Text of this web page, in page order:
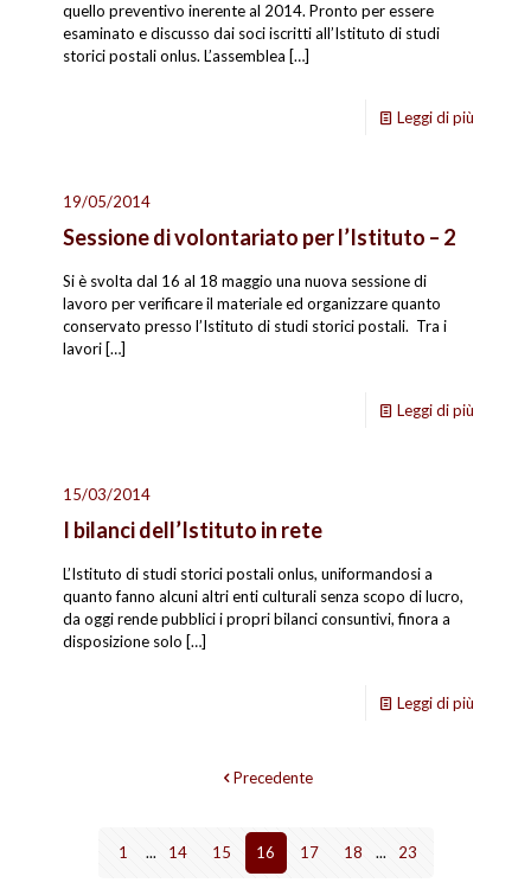
quello preventivo inerente al 2014. Pronto per essere
esaminato e discusso dai soci iscritti all’Istituto di studi
storici postali onlus. L’assemblea […]
Leggi di più
19/05/2014
Sessione di volontariato per l’Istituto – 2
Si è svolta dal 16 al 18 maggio una nuova sessione di
lavoro per verificare il materiale ed organizzare quanto
conservato presso l’Istituto di studi storici postali. Tra i
lavori […]
Leggi di più
15/03/2014
I bilanci dell’Istituto in rete
L’Istituto di studi storici postali onlus, uniformandosi a
quanto fanno alcuni altri enti culturali senza scopo di lucro,
da oggi rende pubblici i propri bilanci consuntivi, finora a
disposizione solo […]
Leggi di più
Precedente
1 ... 14 15 16 17 18 ... 23